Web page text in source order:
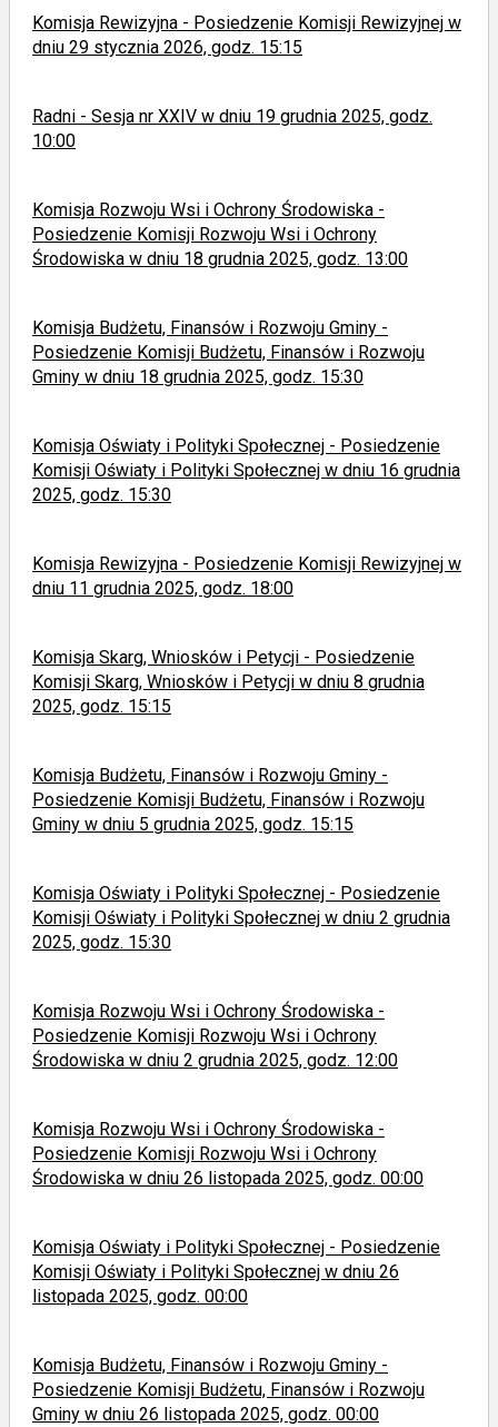
Komisja Rewizyjna - Posiedzenie Komisji Rewizyjnej w
dniu 29 stycznia 2026, godz. 15:15
Radni - Sesja nr XXIV w dniu 19 grudnia 2025, godz.
10:00
Komisja Rozwoju Wsi i Ochrony Środowiska -
Posiedzenie Komisji Rozwoju Wsi i Ochrony
Środowiska w dniu 18 grudnia 2025, godz. 13:00
Komisja Budżetu, Finansów i Rozwoju Gminy -
Posiedzenie Komisji Budżetu, Finansów i Rozwoju
Gminy w dniu 18 grudnia 2025, godz. 15:30
Komisja Oświaty i Polityki Społecznej - Posiedzenie
Komisji Oświaty i Polityki Społecznej w dniu 16 grudnia
2025, godz. 15:30
Komisja Rewizyjna - Posiedzenie Komisji Rewizyjnej w
dniu 11 grudnia 2025, godz. 18:00
Komisja Skarg, Wniosków i Petycji - Posiedzenie
Komisji Skarg, Wniosków i Petycji w dniu 8 grudnia
2025, godz. 15:15
Komisja Budżetu, Finansów i Rozwoju Gminy -
Posiedzenie Komisji Budżetu, Finansów i Rozwoju
Gminy w dniu 5 grudnia 2025, godz. 15:15
Komisja Oświaty i Polityki Społecznej - Posiedzenie
Komisji Oświaty i Polityki Społecznej w dniu 2 grudnia
2025, godz. 15:30
Komisja Rozwoju Wsi i Ochrony Środowiska -
Posiedzenie Komisji Rozwoju Wsi i Ochrony
Środowiska w dniu 2 grudnia 2025, godz. 12:00
Komisja Rozwoju Wsi i Ochrony Środowiska -
Posiedzenie Komisji Rozwoju Wsi i Ochrony
Środowiska w dniu 26 listopada 2025, godz. 00:00
Komisja Oświaty i Polityki Społecznej - Posiedzenie
Komisji Oświaty i Polityki Społecznej w dniu 26
listopada 2025, godz. 00:00
Komisja Budżetu, Finansów i Rozwoju Gminy -
Posiedzenie Komisji Budżetu, Finansów i Rozwoju
Gminy w dniu 26 listopada 2025, godz. 00:00